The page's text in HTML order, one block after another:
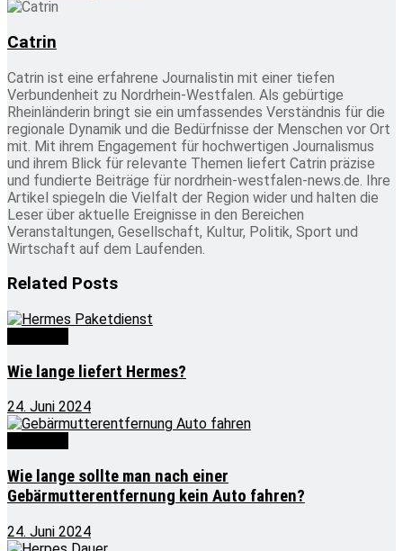
Catrin
Catrin ist eine erfahrene Journalistin mit einer tiefen
Verbundenheit zu Nordrhein-Westfalen. Als gebürtige
Rheinländerin bringt sie ein umfassendes Verständnis für die
regionale Dynamik und die Bedürfnisse der Menschen vor Ort
mit. Mit ihrem Engagement für hochwertigen Journalismus
und ihrem Blick für relevante Themen liefert Catrin präzise
und fundierte Beiträge für nordrhein-westfalen-news.de. Ihre
Artikel spiegeln die Vielfalt der Region wider und halten die
Leser über aktuelle Ereignisse in den Bereichen
Veranstaltungen, Gesellschaft, Kultur, Politik, Sport und
Wirtschaft auf dem Laufenden.
Related Posts
Wie lange liefert Hermes?
24. Juni 2024
Wie lange sollte man nach einer
Gebärmutterentfernung kein Auto fahren?
24. Juni 2024